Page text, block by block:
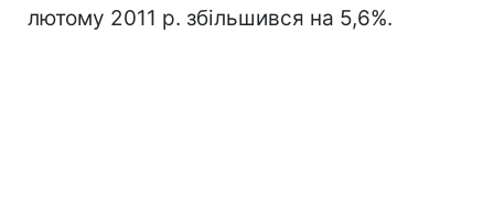
лютому 2011 р. збільшився на 5,6%.